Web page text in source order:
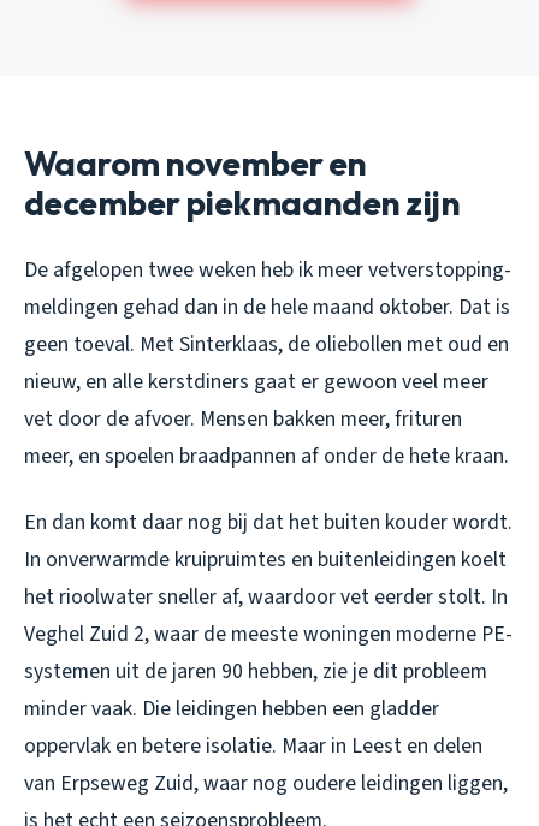
Waarom november en
december piekmaanden zijn
De afgelopen twee weken heb ik meer vetverstopping-
meldingen gehad dan in de hele maand oktober. Dat is
geen toeval. Met Sinterklaas, de oliebollen met oud en
nieuw, en alle kerstdiners gaat er gewoon veel meer
vet door de afvoer. Mensen bakken meer, frituren
meer, en spoelen braadpannen af onder de hete kraan.
En dan komt daar nog bij dat het buiten kouder wordt.
In onverwarmde kruipruimtes en buitenleidingen koelt
het rioolwater sneller af, waardoor vet eerder stolt. In
Veghel Zuid 2, waar de meeste woningen moderne PE-
systemen uit de jaren 90 hebben, zie je dit probleem
minder vaak. Die leidingen hebben een gladder
oppervlak en betere isolatie. Maar in Leest en delen
van Erpseweg Zuid, waar nog oudere leidingen liggen,